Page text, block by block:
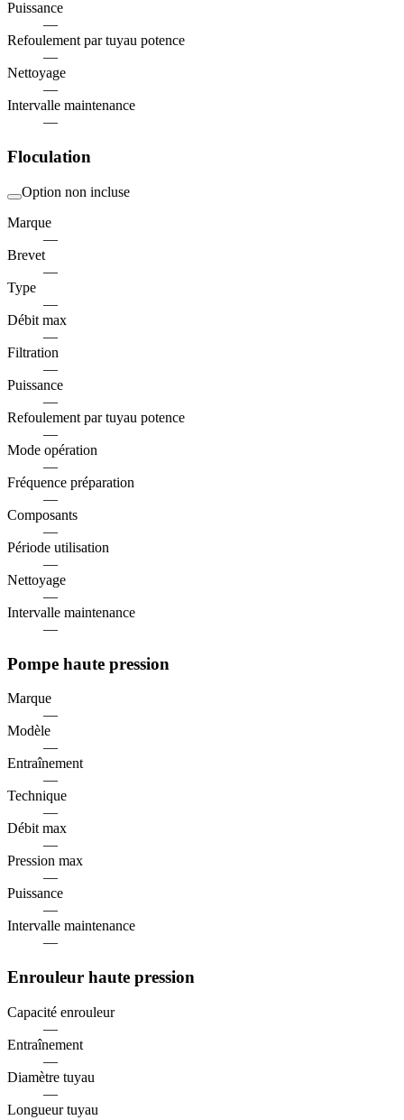
Puissance
—
Refoulement par tuyau potence
—
Nettoyage
—
Intervalle maintenance
—
Floculation
Option non incluse
Marque
—
Brevet
—
Type
—
Débit max
—
Filtration
—
Puissance
—
Refoulement par tuyau potence
—
Mode opération
—
Fréquence préparation
—
Composants
—
Période utilisation
—
Nettoyage
—
Intervalle maintenance
—
Pompe haute pression
Marque
—
Modèle
—
Entraînement
—
Technique
—
Débit max
—
Pression max
—
Puissance
—
Intervalle maintenance
—
Enrouleur haute pression
Capacité enrouleur
—
Entraînement
—
Diamètre tuyau
—
Longueur tuyau